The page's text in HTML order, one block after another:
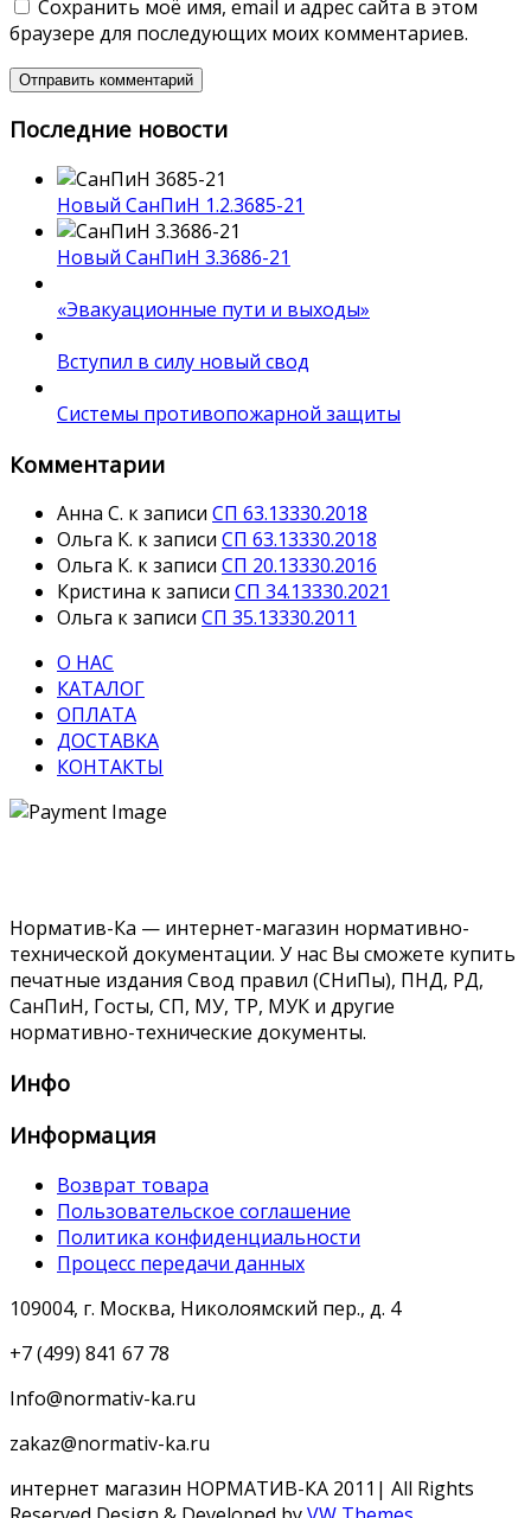
Сохранить моё имя, email и адрес сайта в этом
браузере для последующих моих комментариев.
Последние новости
Новый СанПиН 1.2.3685-21
Новый СанПиН 3.3686-21
«Эвакуационные пути и выходы»
Вступил в силу новый свод
Системы противопожарной защиты
Комментарии
Анна С. к записи СП 63.13330.2018
Ольга К. к записи СП 63.13330.2018
Ольга К. к записи СП 20.13330.2016
Кристина к записи СП 34.13330.2021
Ольга к записи СП 35.13330.2011
О НАС
КАТАЛОГ
ОПЛАТА
ДОСТАВКА
КОНТАКТЫ
Норматив-Ка — интернет-магазин нормативно-
технической документации. У нас Вы сможете купить
печатные издания Свод правил (СНиПы), ПНД, РД,
СанПиН, Госты, СП, МУ, ТР, МУК и другие
нормативно-технические документы.
Инфо
Информация
Возврат товара
Пользовательское соглашение
Политика конфиденциальности
Процесс передачи данных
109004, г. Москва, Николоямский пер., д. 4
+7 (499) 841 67 78
Info@normativ-ka.ru
zakaz@normativ-ka.ru
интернет магазин НОРМАТИВ-КА 2011| All Rights